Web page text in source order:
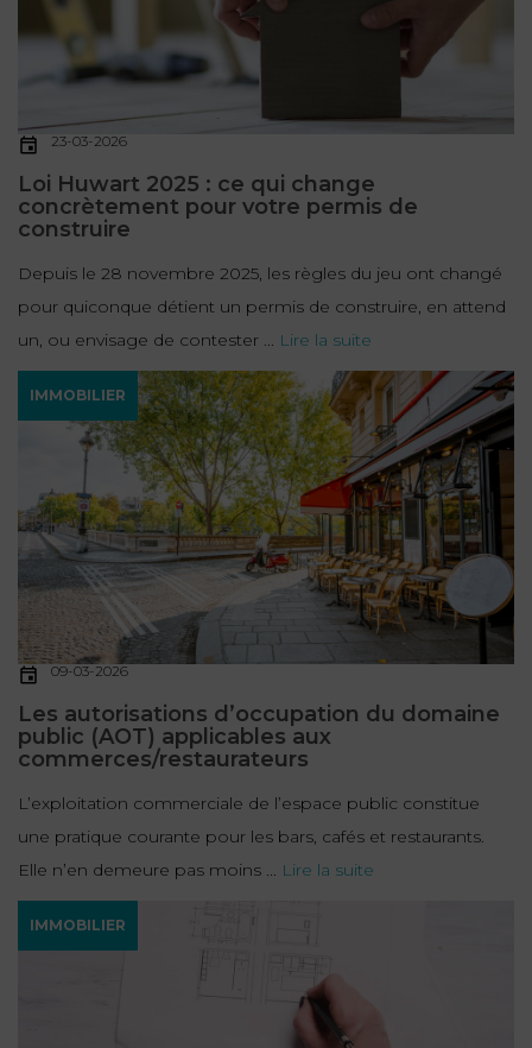
23-03-2026
Loi Huwart 2025 : ce qui change
concrètement pour votre permis de
construire
Depuis le 28 novembre 2025, les règles du jeu ont changé
pour quiconque détient un permis de construire, en attend
un, ou envisage de contester ... Lire la suite
IMMOBILIER
09-03-2026
Les autorisations d’occupation du domaine
public (AOT) applicables aux
commerces/restaurateurs
L’exploitation commerciale de l’espace public constitue
une pratique courante pour les bars, cafés et restaurants.
Elle n’en demeure pas moins ... Lire la suite
IMMOBILIER